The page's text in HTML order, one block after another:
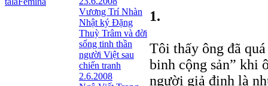
Vương Trí Nhàn
Nhật ký Ðặng
Thuỳ Trâm và đời
sống tinh thần
người Việt sau
chiến tranh
2.6.2008
1.
Tôi thấy ông đã
binh cộng sản” khi
người giả định là